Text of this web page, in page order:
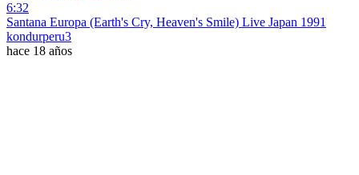
6:32
Santana Europa (Earth's Cry, Heaven's Smile) Live Japan 1991
kondurperu3
hace 18 años